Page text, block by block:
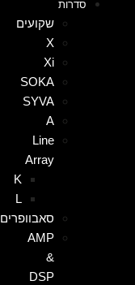
סדרות
שקועים
X
Xi
SOKA
SYVA
A
Line
Array
K
L
סאבוופרים
AMP
&
DSP